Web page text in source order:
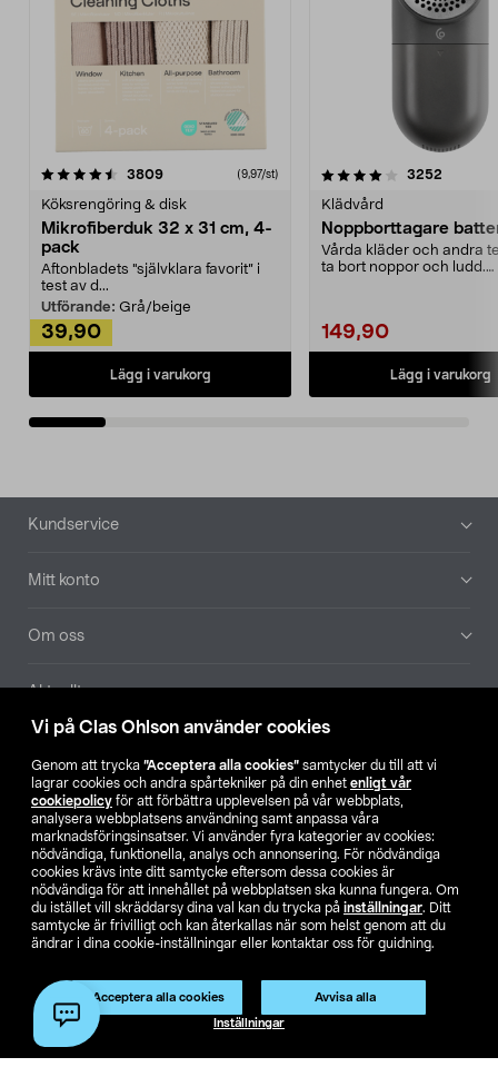
Vi på Clas Ohlson använder cookies
Genom att trycka ”Acceptera alla cookies” samtycker du till att vi
lagrar cookies och andra spårtekniker på din enhet enligt vår
cookiepolicy för att förbättra upplevelsen på vår webbplats,
analysera webbplatsens användning samt anpassa våra
marknadsföringsinsatser. Vi använder fyra kategorier av cookies:
nödvändiga, funktionella, analys och annonsering. För nödvändiga
cookies krävs inte ditt samtycke eftersom dessa cookies är
nödvändiga för att innehållet på webbplatsen ska kunna fungera. Om
du istället vill skräddarsy dina val kan du trycka på inställningar. Ditt
samtycke är frivilligt och kan återkallas när som helst genom att du
ändrar i dina cookie-inställningar eller kontaktar oss för guidning.
Acceptera alla cookies Avvisa alla
Inställningar
3809recensioner (9,97/st)
Köksrengöring & disk
Mikrofiberduk 32 x 31 cm, 4-
pack
Aftonbladets "självklara favorit” i
test av d...
Utförande: Grå/beige
39,90
Lägg i varukorg
4.0av 5 stjärnor 3252
Klädvård
Noppborttagare
Vårda kläder och andra
ta bort noppor och ludd.
149,90
Lägg i varukorg
4.5av 5 stjärnor
Sidfot
Kundservice
Mitt konto
Om oss
Aktuellt
Hitta butik
SE NO FI
Köpvillkor Privacy statement Klubbvillkor
För företag
Ändra till priser exklusive moms